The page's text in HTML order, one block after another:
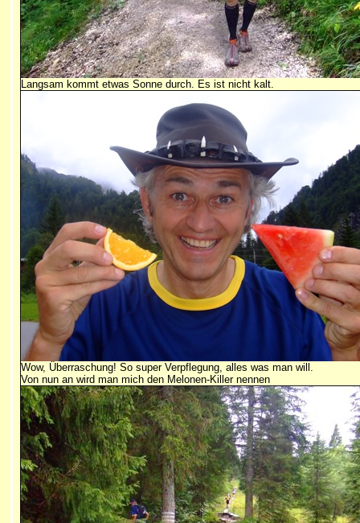
Langsam kommt etwas Sonne durch. Es ist nicht kalt.
Wow, Überraschung! So super Verpflegung, alles was man will.
Von nun an wird man mich den Melonen-Killer nennen